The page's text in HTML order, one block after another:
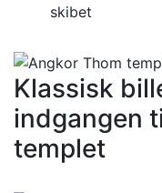
skibet
Klassisk
indgangen
templet